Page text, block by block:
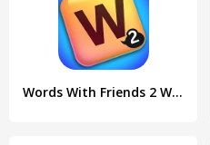
Words With Friends 2 Word Game